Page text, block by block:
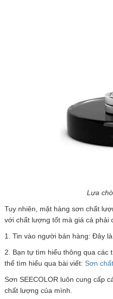
Lựa
Tuy nhiên, mặt hàng sơn chất
với chất lượng tốt mà giá cả phải
1. Tin vào người bán hàng: Đây
2. Bạn tự tìm hiểu thông qua các
thể tìm hiểu qua bài viết: Sơn
Sơn SEECOLOR luôn cung cấp
chất lượng của mình.